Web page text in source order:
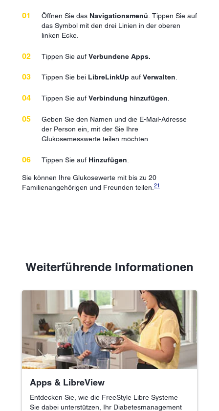
Öffnen Sie das Navigationsmenü . Tippen Sie auf
das Symbol mit den drei Linien in der oberen
linken Ecke.
Tippen Sie auf Verbundene Apps.
Tippen Sie bei LibreLinkUp auf Verwalten.
Tippen Sie auf Verbindung hinzufügen.
Geben Sie den Namen und die E-Mail-Adresse
der Person ein, mit der Sie Ihre
Glukosemesswerte teilen möchten.
Tippen Sie auf Hinzufügen.
Sie können Ihre Glukosewerte mit bis zu 20
Familienangehörigen und Freunden teilen.21
Weiterführende Informationen
Apps & LibreView
Entdecken Sie, wie die FreeStyle Libre Systeme
Sie dabei unterstützen, Ihr Diabetesmanagement